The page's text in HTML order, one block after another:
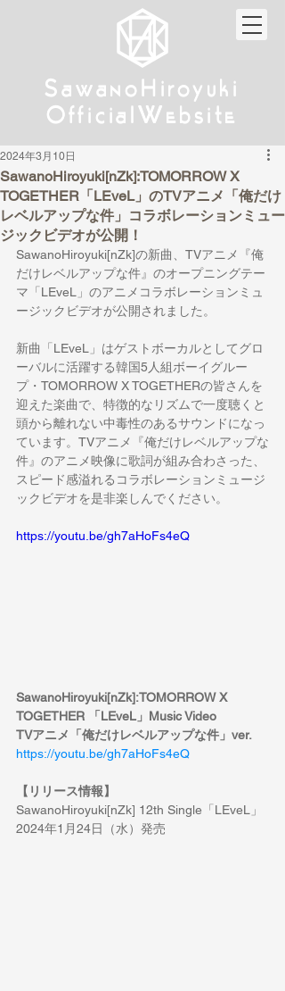
Sa wanoHiroyuki
Official W ebsite
Sa wanoHiroyuki
Official W ebsite
SawanoHiroyuki[nZk]:TOMORROW X
TOGETHER「LEveL」のTVアニメ「俺だけ
レベルアップな件」コラボレーションミュー
ジックビデオが公開！
2024年3月10日
SawanoHiroyuki[nZk]の新曲、TVアニメ『俺
だけレベルアップな件』のオープニングテー
マ「LEveL」のアニメコラボレーションミュ
ージックビデオが公開されました。
新曲「 LEveL 」はゲストボーカルとしてグロ
ーバルに活躍する韓国5人組ボーイグルー
プ・ TOMORROW X TOGETHERの皆さんを
迎えた楽曲で、特徴的なリズムで一度聴くと
頭から離れない中毒性のあるサウンドになっ
ています。 TVアニメ『俺だけレベルアップな
件』のアニメ映像に歌詞が組み合わさった、
スピード感溢れるコラボレーションミュージ
ックビデオを是非楽しんでください。
https://youtu.be/gh7aHoFs4eQ
SawanoHiroyuki[nZk]:TOMORROW X
TOGETHER 「LEveL」Music Video
TVアニメ「俺だけレベルアップな件」ver.
https://youtu.be/gh7aHoFs4eQ
【リリース情報】
SawanoHiroyuki[nZk] 12th Single「LEveL」
2024年1月24日（水）発売